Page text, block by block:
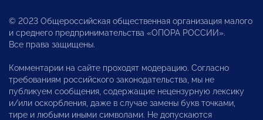
© 2023 Общероссийская общественная организация малого
и среднего предпринимательства «ОПОРА РОССИИ».
Все права защищены.
Комментарии на сайте проходят модерацию. Согласно
требованиям российского законодательства, мы не
публикуем сообщения, содержащие нецензурную лексику
и/или оскорбления, даже в случае замены букв точками,
тире и любыми иными символами. Не допускаются